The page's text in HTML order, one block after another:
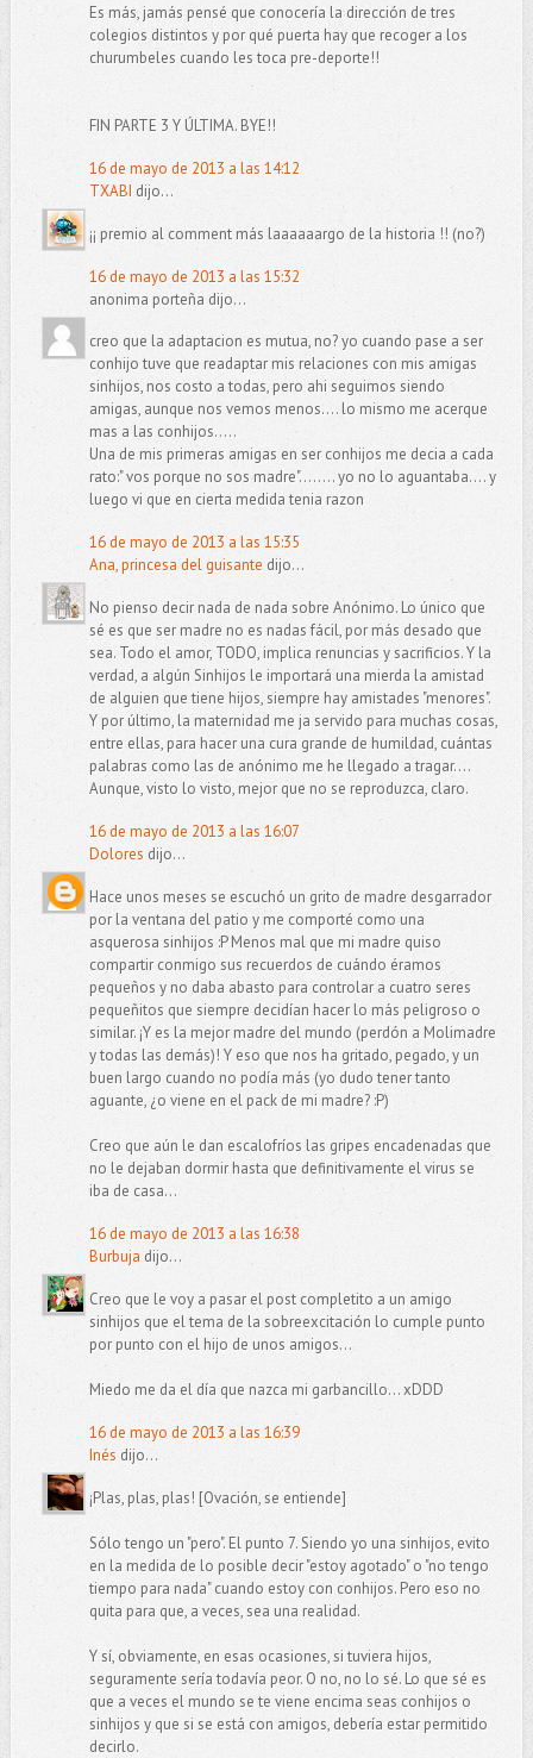
Es más, jamás pensé que conocería la dirección de tres
colegios distintos y por qué puerta hay que recoger a los
churumbeles cuando les toca pre-deporte!!
FIN PARTE 3 Y ÚLTIMA. BYE!!
16 de mayo de 2013 a las 14:12
TXABI dijo...
¡¡ premio al comment más laaaaaargo de la historia !! (no?)
16 de mayo de 2013 a las 15:32
anonima porteña dijo...
creo que la adaptacion es mutua, no? yo cuando pase a ser
conhijo tuve que readaptar mis relaciones con mis amigas
sinhijos, nos costo a todas, pero ahi seguimos siendo
amigas, aunque nos vemos menos.... lo mismo me acerque
mas a las conhijos.....
Una de mis primeras amigas en ser conhijos me decia a cada
rato:" vos porque no sos madre"........ yo no lo aguantaba.... y
luego vi que en cierta medida tenia razon
16 de mayo de 2013 a las 15:35
Ana, princesa del guisante dijo...
No pienso decir nada de nada sobre Anónimo. Lo único que
sé es que ser madre no es nadas fácil, por más desado que
sea. Todo el amor, TODO, implica renuncias y sacrificios. Y la
verdad, a algún Sinhijos le importará una mierda la amistad
de alguien que tiene hijos, siempre hay amistades "menores".
Y por último, la maternidad me ja servido para muchas cosas,
entre ellas, para hacer una cura grande de humildad, cuántas
palabras como las de anónimo me he llegado a tragar....
Aunque, visto lo visto, mejor que no se reproduzca, claro.
16 de mayo de 2013 a las 16:07
Dolores dijo...
Hace unos meses se escuchó un grito de madre desgarrador
por la ventana del patio y me comporté como una
asquerosa sinhijos :P Menos mal que mi madre quiso
compartir conmigo sus recuerdos de cuándo éramos
pequeños y no daba abasto para controlar a cuatro seres
pequeñitos que siempre decidían hacer lo más peligroso o
similar. ¡Y es la mejor madre del mundo (perdón a Molimadre
y todas las demás)! Y eso que nos ha gritado, pegado, y un
buen largo cuando no podía más (yo dudo tener tanto
aguante, ¿o viene en el pack de mi madre? :P)
Creo que aún le dan escalofríos las gripes encadenadas que
no le dejaban dormir hasta que definitivamente el virus se
iba de casa...
16 de mayo de 2013 a las 16:38
Burbuja dijo...
Creo que le voy a pasar el post completito a un amigo
sinhijos que el tema de la sobreexcitación lo cumple punto
por punto con el hijo de unos amigos...
Miedo me da el día que nazca mi garbancillo... xDDD
16 de mayo de 2013 a las 16:39
Inés dijo...
¡Plas, plas, plas! [Ovación, se entiende]
Sólo tengo un "pero". El punto 7. Siendo yo una sinhijos, evito
en la medida de lo posible decir "estoy agotado" o "no tengo
tiempo para nada" cuando estoy con conhijos. Pero eso no
quita para que, a veces, sea una realidad.
Y sí, obviamente, en esas ocasiones, si tuviera hijos,
seguramente sería todavía peor. O no, no lo sé. Lo que sé es
que a veces el mundo se te viene encima seas conhijos o
sinhijos y que si se está con amigos, debería estar permitido
decirlo.